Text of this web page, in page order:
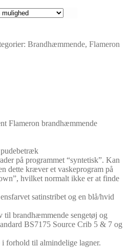
Brandhæmmende, Flameron
Flameron brandhæmmende
på programmet “syntetisk”. Kan
dette kræver et vaskeprogram på
hvilket normalt ikke er at finde
satinstribet og en blå/hvid
til brandhæmmende sengetøj og
BS7175 Source Crib 5 & 7 og
i forhold til almindelige lagner.